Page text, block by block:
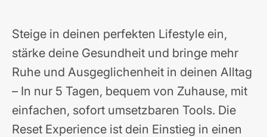
Steige in deinen perfekten Lifestyle ein,
stärke deine Gesundheit und bringe mehr
Ruhe und Ausgeglichenheit in deinen Alltag
– In nur 5 Tagen, bequem von Zuhause, mit
einfachen, sofort umsetzbaren Tools. Die
Reset Experience ist dein Einstieg in einen